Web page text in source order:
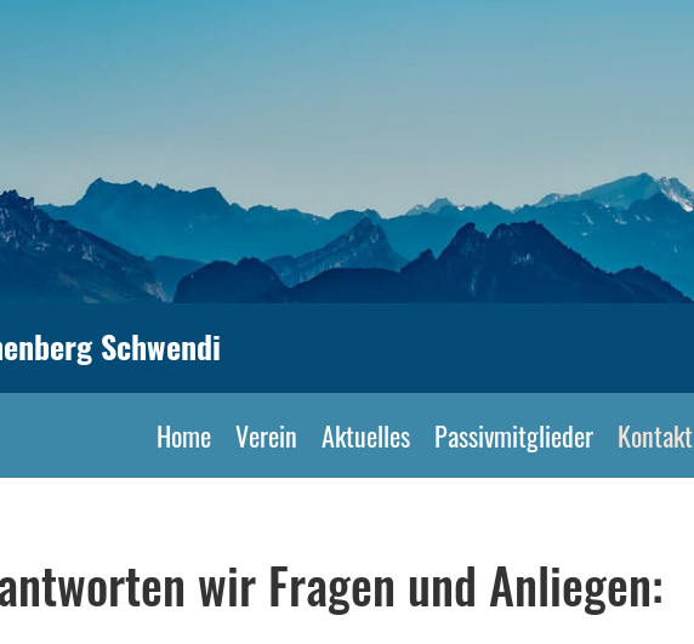
Schwendi
Home Verein Aktuelles Passivmitglieder Kontakt
wir Fragen und Anliegen: